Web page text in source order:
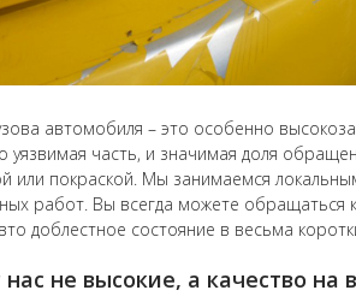
автомобиля – это особенно
уязвимая часть, и значимая доля
или покраской. Мы занимаемся
работ. Вы всегда можете обращаться
доблестное состояние в весьма
не высокие, а качество на